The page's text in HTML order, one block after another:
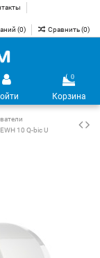
(0) Сравнить (0)
0
Корзина
10 Q-bic U